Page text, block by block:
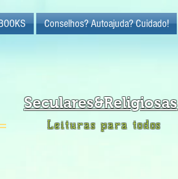
Conselhos? Autoajuda? Cuidado!
Seculares&Religiosas
Leituras para todos